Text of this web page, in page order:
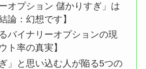
オプション 儲かりすぎ」は
論：幻想です】
バイナリーオプションの現
ト率の真実】
」と思い込む人が陥る5つの